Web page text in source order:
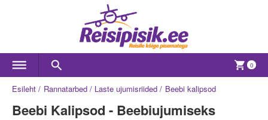
0
Esileht Rannatarbed Laste ujumisriided Beebi kalipsod
Beebi Kalipsod - Beebiujumiseks